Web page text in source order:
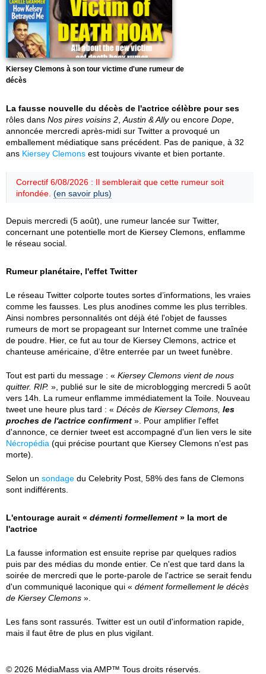
Kiersey Clemons à son tour victime d'une rumeur de
décès
La fausse nouvelle du décès de l'actrice célèbre pour ses
rôles dans Nos pires voisins 2 Austin & Allyou encore Dope
annoncée mercredi après-midi sur Twitter a provoqué un
emballement médiatique sans précédent. Pas de panique, à 32
ans Kiersey Clemons est toujours vivante et bien portante.
Correctif 6/08/2026 : Il semblerait que cette rumeur soit
infondée. (en savoir plus)
Depuis mercredi (5 août), une rumeur lancée sur Twitter,
concernant une potentielle mort de Kiersey Clemons, enflamme
le réseau social.
Rumeur planétaire, l'effet Twitter
Le réseau Twitter colporte toutes sortes d’informations, les vraies
comme les fausses. Les plus anodines comme les plus terribles.
Ainsi nombres personnalités ont déjà été l'objet de fausses
rumeurs de mort se propageant sur Internet comme une traînée
de poudre. Hier, ce fut au tour de Kiersey Clemons, actrice et
chanteuse américaine, d’être enterrée par un tweet funèbre.
Tout est parti du message : « Kiersey Clemons vient de nous
quitter. RIP. », publié sur le site de microblogging mercredi 5 août
vers 14h. La rumeur enflamme immédiatement la Toile. Nouveau
tweet une heure plus tard : « Décès de Kiersey Clemons, les
proches de l'actrice confirment ». Pour amplifier l'effet
d'annonce, ce dernier tweet est accompagné d'un lien vers le site
Nécropédia (qui précise pourtant que Kiersey Clemons n'est pas
morte).
Selon un sondage du Celebrity Post, 58% des fans de Clemons
sont indifférents.
L'entourage aurait « démenti formellement » la mort de
l'actrice
La fausse information est ensuite reprise par quelques radios
puis par des médias du monde entier. Ce n'est que tard dans la
soirée de mercredi que le porte-parole de l'actrice se serait fendu
d'un communiqué laconique qui « dément formellement le décès
de Kiersey Clemons ».
Les fans sont rassurés. Twitter est un outil d'information rapide,
mais il faut être de plus en plus vigilant.
© 2026 MédiaMass via AMP™ Tous droits réservés.